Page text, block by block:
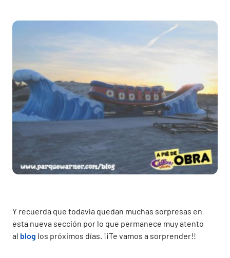
Y recuerda que todavía quedan muchas sorpresas en
esta nueva sección por lo que permanece muy atento
al blog los próximos días. ¡¡Te vamos a sorprender!!